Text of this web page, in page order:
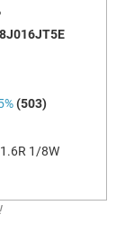
(503)
1/8W